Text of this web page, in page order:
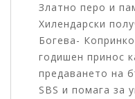
Златно перо и
Хилендарски
Богева-
годишен принос
предаването на
SBS и помага за